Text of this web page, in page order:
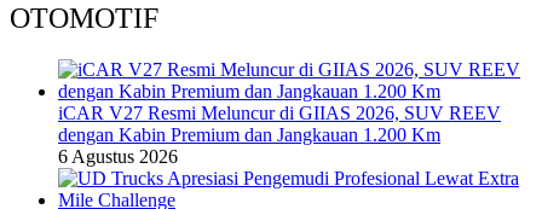
OTOMOTIF
iCAR V27 Resmi Meluncur di GIIAS 2026, SUV REEV
dengan Kabin Premium dan Jangkauan 1.200 Km
6 Agustus 2026